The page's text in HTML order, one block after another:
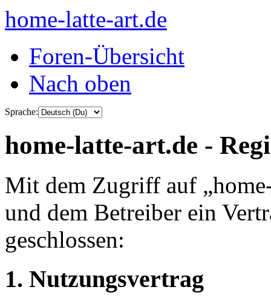
home-latte-art.de
Foren-Übersicht
Nach oben
Sprache:
home-latte-art.de -
Mit dem Zugriff auf
und dem Betreiber ein
geschlossen:
1. Nutzungsvertrag